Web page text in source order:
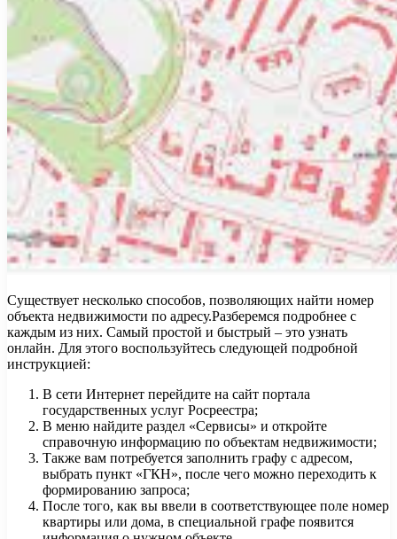
Существует несколько способов, позволяющих найти номер
объекта недвижимости по адресу.Разберемся подробнее с
каждым из них. Самый простой и быстрый – это узнать
онлайн. Для этого воспользуйтесь следующей подробной
инструкцией:
В сети Интернет перейдите на сайт портала
государственных услуг Росреестра;
В меню найдите раздел «Сервисы» и откройте
справочную информацию по объектам недвижимости;
Также вам потребуется заполнить графу с адресом,
выбрать пункт «ГКН», после чего можно переходить к
формированию запроса;
После того, как вы ввели в соответствующее поле номер
квартиры или дома, в специальной графе появится